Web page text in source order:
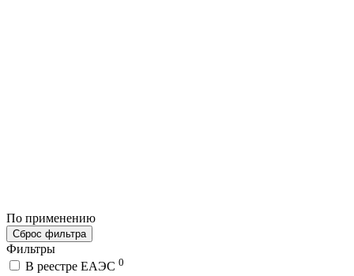
По применению
Сброс фильтра
Фильтры
В реестре ЕАЭС 0